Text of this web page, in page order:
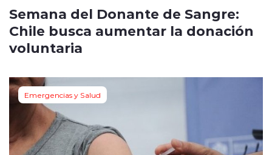
Semana del Donante de Sangre:
Chile busca aumentar la donación
voluntaria
Emergencias y Salud